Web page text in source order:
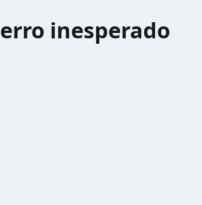
erro inesperado